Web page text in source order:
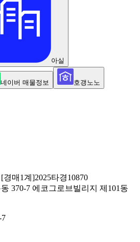
아실
네이버 매물정보
호갱노노
[경매1계]2025타경10870
370-7 에코그로브빌리지 제101동